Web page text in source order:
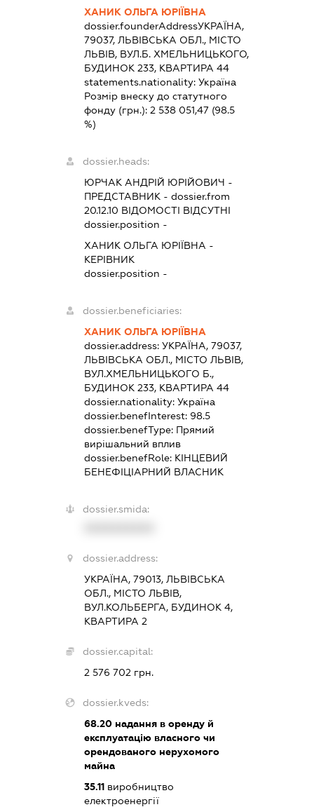
ХАНИК ОЛЬГА ЮРІЇВНА
dossier.founderAddressУКРАЇНА,
79037, ЛЬВІВСЬКА ОБЛ., МІСТО
ЛЬВІВ, ВУЛ.Б. ХМЕЛЬНИЦЬКОГО,
БУДИНОК 233, КВАРТИРА 44
statements.nationality:Україна
Розмір внеску до статутного
фонду (грн.):2 538 051,47 (98.5
%)
dossier.heads:
ЮРЧАК АНДРІЙ ЮРІЙОВИЧ -
ПРЕДСТАВНИК - dossier.from
20.12.10 ВІДОМОСТІ ВІДСУТНІ
dossier.position -
ХАНИК ОЛЬГА ЮРІЇВНА -
КЕРІВНИК
dossier.position -
dossier.beneficiaries:
ХАНИК ОЛЬГА ЮРІЇВНА
dossier.address:УКРАЇНА, 79037,
ЛЬВІВСЬКА ОБЛ., МІСТО ЛЬВІВ,
ВУЛ.ХМЕЛЬНИЦЬКОГО Б.,
БУДИНОК 233, КВАРТИРА 44
dossier.nationality:Україна
dossier.benefInterest: 98.5
dossier.benefType: Прямий
вирішальний вплив
dossier.benefRole: КІНЦЕВИЙ
БЕНЕФІЦІАРНИЙ ВЛАСНИК
dossier.smida:
dossier.address:
УКРАЇНА, 79013, ЛЬВІВСЬКА
ОБЛ., МІСТО ЛЬВІВ,
ВУЛ.КОЛЬБЕРГА, БУДИНОК 4,
КВАРТИРА 2
dossier.capital:
2 576 702 грн.
dossier.kveds:
68.20 надання в оренду й
експлуатацію власного чи
орендованого нерухомого
майна
35.11 виробництво
електроенергії